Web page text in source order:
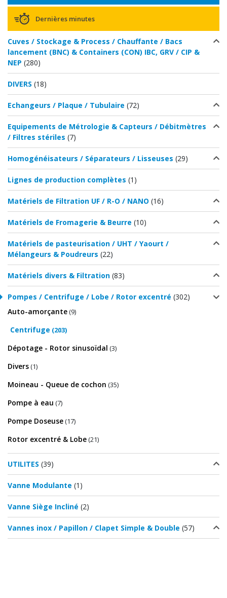
Dernières minutes
Cuves / Stockage & Process / Chauffante / Bacs
lancement (BNC) & Containers (CON) IBC, GRV / CIP &
NEP (280)
DIVERS (18)
Echangeurs / Plaque / Tubulaire (72)
Equipements de Métrologie & Capteurs / Débitmètres
/ Filtres stériles (7)
Homogénéisateurs / Séparateurs / Lisseuses (29)
Lignes de production complètes (1)
Matériels de Filtration UF / R-O / NANO (16)
Matériels de Fromagerie & Beurre (10)
Matériels de pasteurisation / UHT / Yaourt /
Mélangeurs & Poudreurs (22)
Matériels divers & Filtration (83)
Pompes / Centrifuge / Lobe / Rotor excentré (302)
Auto-amorçante(9)
Centrifuge (203)
Dépotage - Rotor sinusoïdal (3)
Divers(1)
Moineau - Queue de cochon (35)
Pompe à eau (7)
Pompe Doseuse(17)
Rotor excentré & Lobe(21)
UTILITES (39)
Vanne Modulante (1)
Vanne Siège Incliné (2)
Vannes inox / Papillon / Clapet Simple & Double (57)